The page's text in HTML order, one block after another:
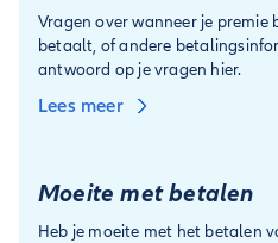
Vragen over wanneer je premie
betaalt, of andere
antwoord op je vragen hier.
Lees meer
Moeite met betalen
Heb je moeite met het betalen